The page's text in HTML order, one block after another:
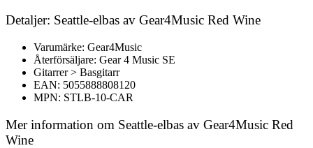
Detaljer: Seattle-elbas av Gear4Music Red Wine
Varumärke: Gear4Music
Återförsäljare: Gear 4 Music SE
Gitarrer > Basgitarr
EAN: 5055888808120
MPN: STLB-10-CAR
Mer information om Seattle-elbas av Gear4Music Red
Wine